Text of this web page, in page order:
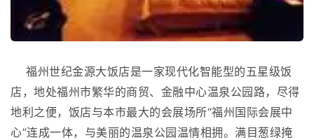
福州世纪金源大饭店是一家现代化智能型的五星级饭
店，地处福州市繁华的商贸、金融中心温泉公园路，尽得
地利之便，饭店与本市最大的会展场所“福州国际会展中
心”连成一体，与美丽的温泉公园温情相拥。满目葱绿掩